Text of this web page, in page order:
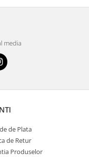
media
de Plata
de Retur
Produselor